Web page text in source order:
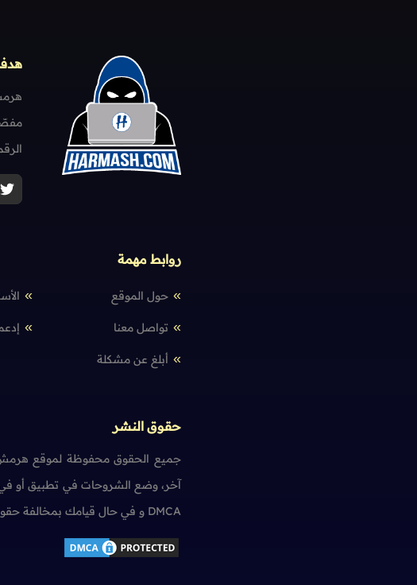
روابط مهمة
حول الموقع
تواصل معنا
أبلغ عن مشكلة
حقوق النشر
جميع الحقوق محفوظة لموقع هرمش.
آخر، وضع الشروحات في تطبيق أو
DMCA و في حال قيامك بمخالفة حقوق النشر سنضطر آسفين لاتخاذ الإجراءات اللازمة.